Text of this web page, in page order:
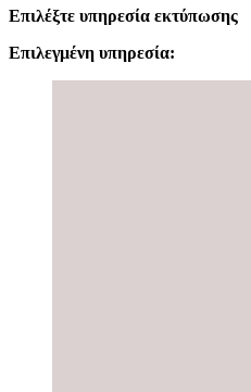
Επιλέξτε υπηρεσία εκτύπωσης
Επιλεγμένη υπηρεσία: